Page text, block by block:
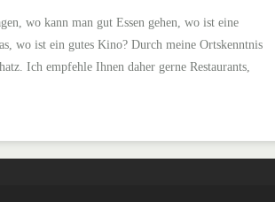
wo kann man gut Essen gehen, wo ist eine
wo ist ein gutes Kino? Durch meine Ortskenntnis
Ich empfehle Ihnen daher gerne Restaurants,